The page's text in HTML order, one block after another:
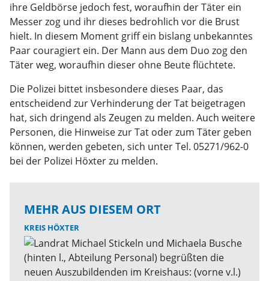
ihre Geldbörse jedoch fest, woraufhin der Täter ein
Messer zog und ihr dieses bedrohlich vor die Brust
hielt. In diesem Moment griff ein bislang unbekanntes
Paar couragiert ein. Der Mann aus dem Duo zog den
Täter weg, woraufhin dieser ohne Beute flüchtete.
Die Polizei bittet insbesondere dieses Paar, das
entscheidend zur Verhinderung der Tat beigetragen
hat, sich dringend als Zeugen zu melden. Auch weitere
Personen, die Hinweise zur Tat oder zum Täter geben
können, werden gebeten, sich unter Tel. 05271/962-0
bei der Polizei Höxter zu melden.
MEHR AUS DIESEM ORT
KREIS HÖXTER